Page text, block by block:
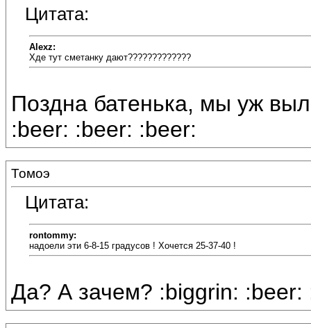
Цитата:
Alexz:
Хде тут сметанку дают?????????????
Поздна батенька, мы уж
:beer: :beer: :beer:
Томоэ
Цитата:
rontommy:
надоели эти 6-8-15 градусов ! Хочется 25-37-40 !
Да? А зачем? :biggrin: :beer: